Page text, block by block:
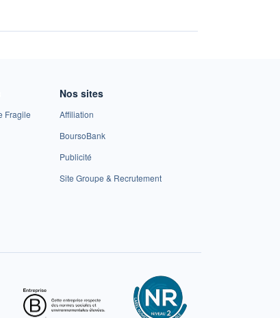
Fragile
Nos sites
Affiliation
BoursoBank
Publicité
Site Groupe & Recrutement